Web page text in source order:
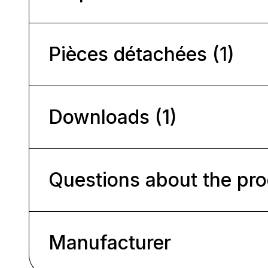
Pièces détachées (1)
Downloads (1)
Questions about the
Manufacturer